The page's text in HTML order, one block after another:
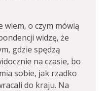
o czym mówią
widzę, że
gdzie spędzą
na czasie, bo
sobie, jak rzadko
do kraju. Na